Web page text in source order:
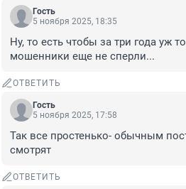
Гость
5 ноября 2025, 18:35
Ну, то есть чтобы за три года уж
мошенники еще не сперли...
ОТВЕТИТЬ
Гость
5 ноября 2025, 17:58
Так все простенько- обычным
смотрят
ОТВЕТИТЬ